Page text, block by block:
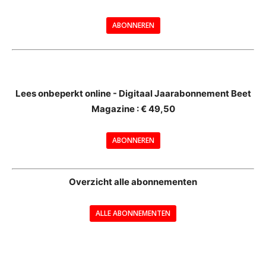
ABONNEREN
Lees onbeperkt online - Digitaal Jaarabonnement Beet
Magazine : € 49,50
ABONNEREN
Overzicht alle abonnementen
ALLE ABONNEMENTEN